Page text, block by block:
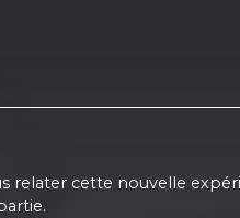
cette nouvelle